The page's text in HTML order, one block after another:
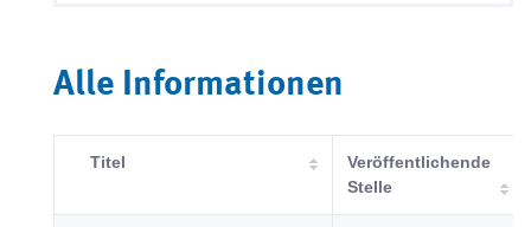
Alle Informationen
Titel
Veröffentlichende
Stelle